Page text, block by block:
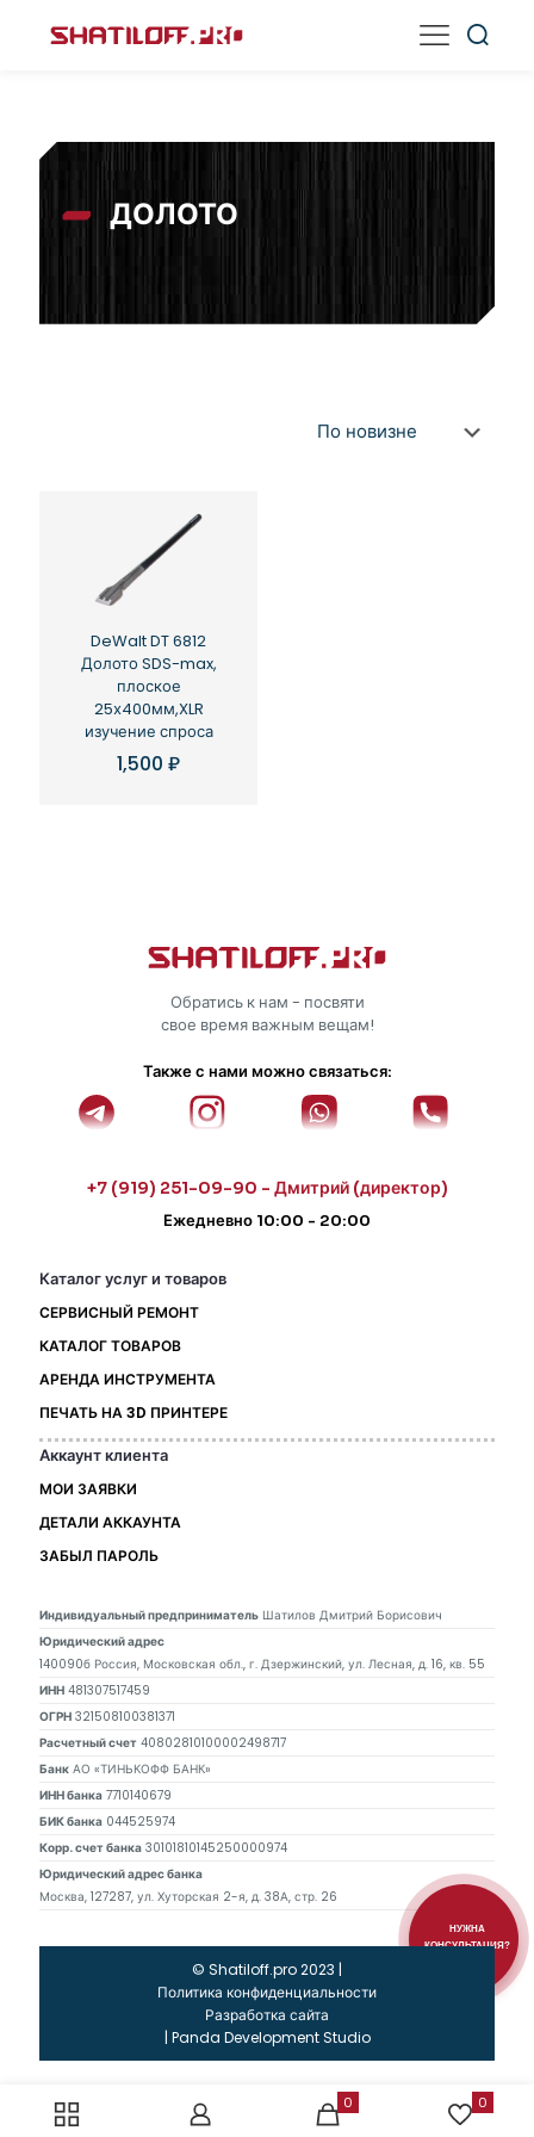
ДОЛОТО
DeWalt DT 6812
Долото SDS-max,
плоское
25х400мм,XLR
изучение спроса
1,500₽
Обратись к нам - посвяти
свое время важным вещам!
Также с нами можно связаться:
+7 (919) 251-09-90 - Дмитрий (директор)
Ежедневно 10:00 - 20:00
Каталог услуг и товаров
СЕРВИСНЫЙ РЕМОНТ
КАТАЛОГ ТОВАРОВ
АРЕНДА ИНСТРУМЕНТА
ПЕЧАТЬ НА 3D ПРИНТЕРЕ
Аккаунт клиента
МОИ ЗАЯВКИ
ДЕТАЛИ АККАУНТА
ЗАБЫЛ ПАРОЛЬ
Индивидуальный предприниматель Шатилов Дмитрий Борисович
Юридический адрес
140090б Россия, Московская обл., г. Дзержинский, ул. Лесная, д. 16, кв. 55
ИНН 481307517459
ОГРН 321508100381371
Расчетный счет 40802810100002498717
Банк АО «ТИНЬКОФФ БАНК»
ИНН банка 7710140679
БИК банка 044525974
Корр. счет банка 30101810145250000974
Юридический адрес банка
Москва, 127287, ул. Хуторская 2-я, д. 38А, стр. 26
НУЖНА
КОНСУЛЬТАЦИЯ?
© Shatiloff.pro 2023 |
Политика конфиденциальности
Разработка сайта
| Panda Development Studio
0 0